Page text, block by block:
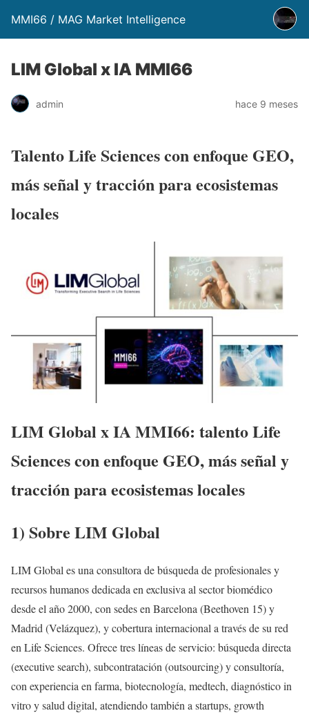
MMI66 / MAG Market Intelligence
LIM Global x IA MMI66
admin hace 9 meses
Talento Life Sciences con enfoque GEO,
más señal y tracción para ecosistemas
locales
LIM Global x IA MMI66: talento Life
Sciences con enfoque GEO, más señal y
tracción para ecosistemas locales
1) Sobre LIM Global
LIM Global es una consultora de búsqueda de profesionales y
recursos humanos dedicada en exclusiva al sector biomédico
desde el año 2000, con sedes en Barcelona (Beethoven 15) y
Madrid (Velázquez), y cobertura internacional a través de su red
en Life Sciences. Ofrece tres líneas de servicio: búsqueda directa
(executive search), subcontratación (outsourcing) y consultoría,
con experiencia en farma, biotecnología, medtech, diagnóstico in
vitro y salud digital, atendiendo también a startups, growth